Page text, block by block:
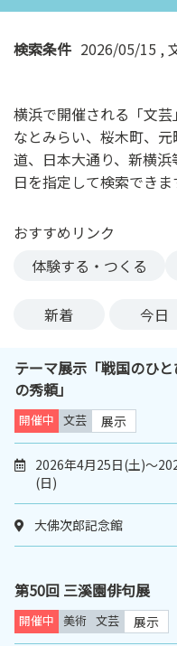
の
ク
ス
検索条件 2026/05/15
横浜で開催される「文
なとみらい、桜木町、
道、日本大通り、新横
日を指定して検索できま
おすすめリンク
体験する・つくる
新着 今日
テーマ展示「戦国のひ
の秀頼」
開催中 文芸 展示
2026年4月25日(土)～
(日)
大佛次郎記念館
第50回 三溪園俳句展
開催中 美術 文芸 展示